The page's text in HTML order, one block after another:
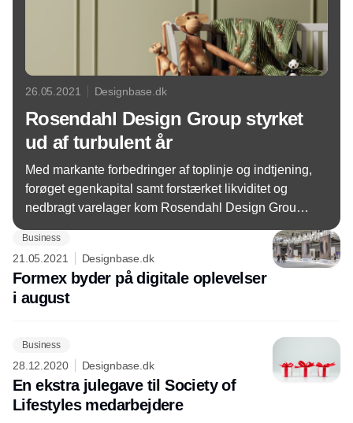
26.05.2021 Designbase.dk
Rosendahl Design Group styrket
ud af turbulent år
Med markante forbedringer af toplinje og indtjening,
forøget egenkapital samt forstærket likviditet og
nedbragt varelager kom Rosendahl Design Group
udfordrende år præget af corona.
Business
21.05.2021 Designbase.dk
Formex byder på digitale oplevelser
i august
Business
28.12.2020 Designbase.dk
En ekstra julegave til Society of
Lifestyles medarbejdere